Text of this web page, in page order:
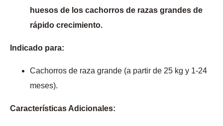
huesos de los cachorros de razas grandes de
rápido crecimiento.
Indicado para:
Cachorros de raza grande (a partir de 25 kg y 1-24
meses).
Características Adicionales: